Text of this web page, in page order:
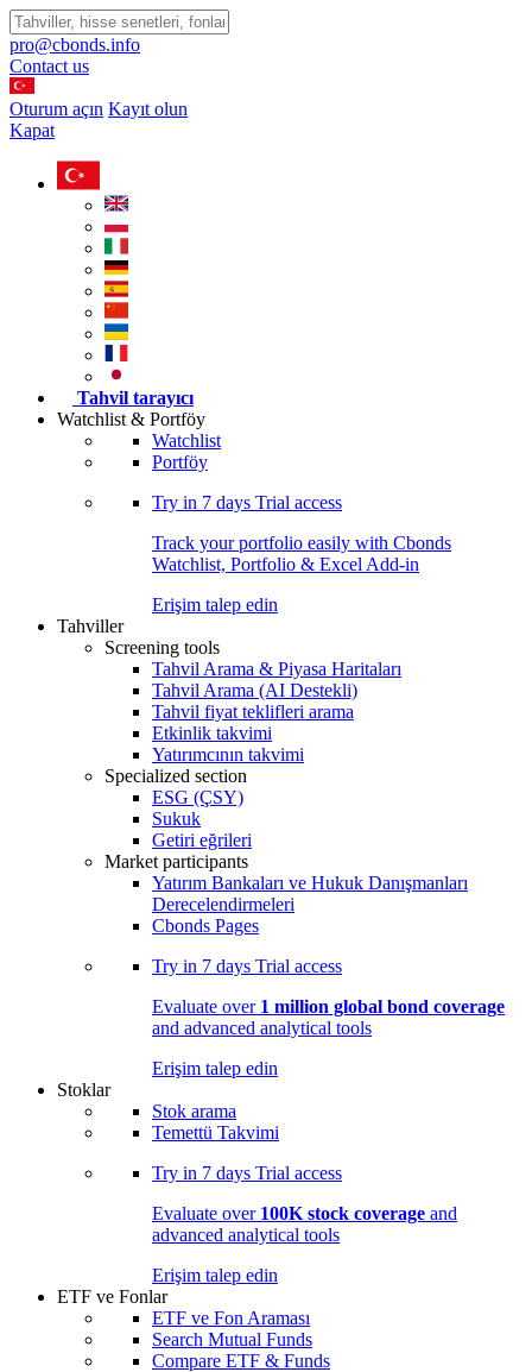
pro@cbonds.info
Contact us
Oturum açın Kayıt olun
Kapat
Tahvil tarayıcı
Watchlist & Portföy
Watchlist
Portföy
Try in 7 days Trial access
Track your portfolio easily with Cbonds
Watchlist, Portfolio & Excel Add-in
Erişim talep edin
Tahviller
Screening tools
Tahvil Arama & Piyasa Haritaları
Tahvil Arama (AI Destekli)
Tahvil fiyat teklifleri arama
Etkinlik takvimi
Yatırımcının takvimi
Specialized section
ESG (ÇSY)
Sukuk
Getiri eğrileri
Market participants
Yatırım Bankaları ve Hukuk Danışmanları
Derecelendirmeleri
Cbonds Pages
Try in 7 days Trial access
Evaluate over 1 million global bond coverage
and advanced analytical tools
Erişim talep edin
Stoklar
Stok arama
Temettü Takvimi
Try in 7 days Trial access
Evaluate over 100K stock coverage and
advanced analytical tools
Erişim talep edin
ETF ve Fonlar
ETF ve Fon Araması
Search Mutual Funds
Compare ETF & Funds